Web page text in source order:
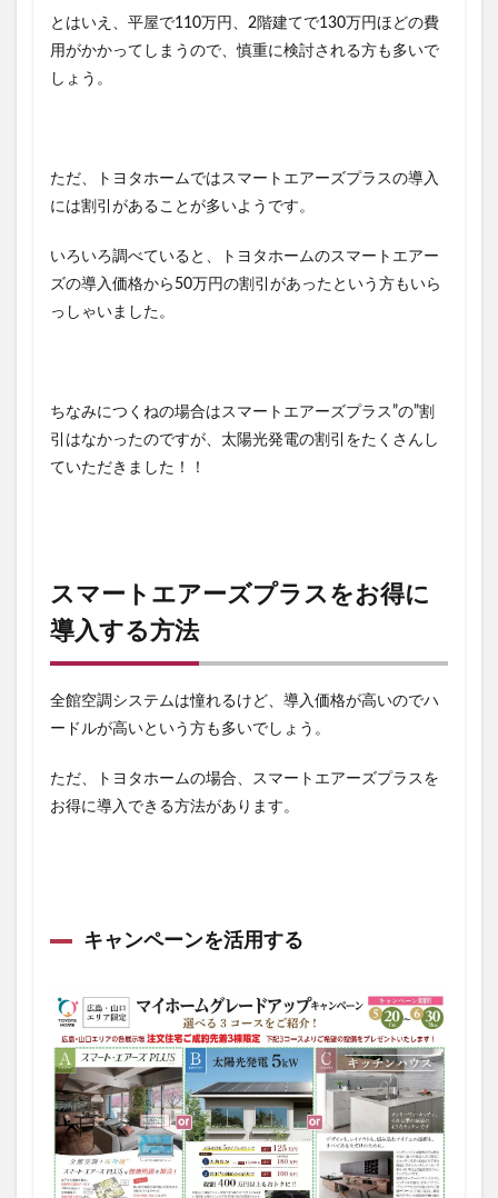
とはいえ、平屋で110万円、2階建てで130万円ほどの費
用がかかってしまうので、慎重に検討される方も多いで
しょう。
ただ、トヨタホームではスマートエアーズプラスの導入
には割引があることが多いようです。
いろいろ調べていると、
トヨタホームのスマートエアー
ズの導入価格から50万円の割引があったという方もいら
っしゃいました。
ちなみにつくねの場合はスマートエアーズプラス”の”割
引はなかったのですが、太陽光発電の割引をたくさんし
ていただきました！！
スマートエアーズプラスをお得に
導入する方法
全館空調システムは憧れるけど、導入価格が高いのでハ
ードルが高いという方も多いでしょう。
ただ、トヨタホームの場合、スマートエアーズプラスを
お得に導入できる方法があります。
キャンペーンを活用する